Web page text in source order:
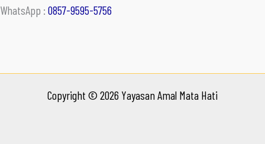
WhatsApp : 0857-9595-5756
Copyright © 2026 Yayasan Amal Mata Hati